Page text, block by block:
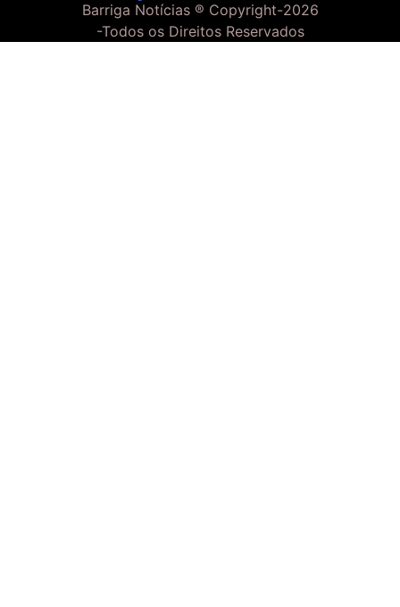
Barriga Notícias ® Copyright-2026
-Todos os Direitos Reservados